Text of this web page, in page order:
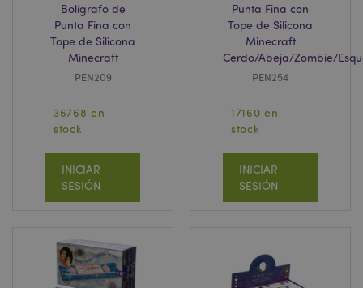
Bolígrafo de
Punta Fina con
Tope de Silicona
Minecraft
PEN209
36768 en
stock
INICIAR
SESIÓN
Punta Fina con
Tope de Silicona
Minecraft
Cerdo/Abeja/Zombie/
PEN254
17160 en
stock
INICIAR
SESIÓN